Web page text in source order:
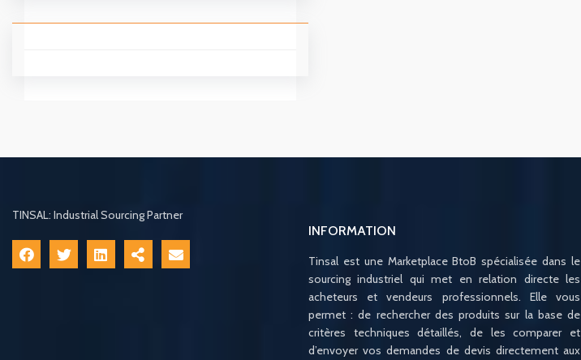
TINSAL: Industrial Sourcing Partner
INFORMATION
Tinsal est une Marketplace BtoB spécialisée dans le
sourcing industriel qui met en relation directe les
acheteurs et vendeurs professionnels. Elle vous
permet : de rechercher des produits sur la base de
critères techniques détaillés, de les comparer et
d’envoyer vos demandes de devis directement aux